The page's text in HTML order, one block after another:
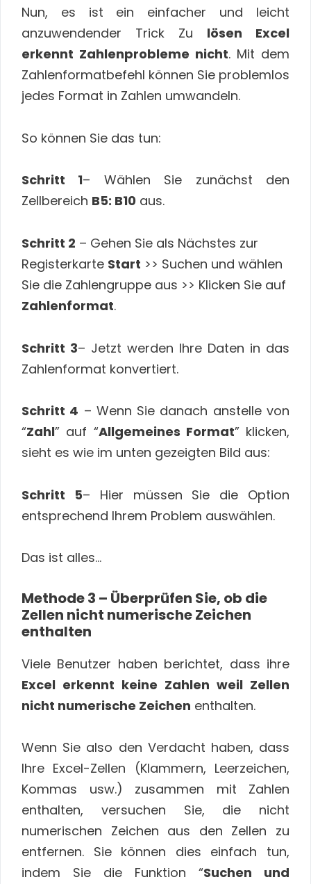
Nun, es ist ein einfacher und leicht
anzuwendender Trick Zu lösen Excel
erkennt Zahlenprobleme nicht. Mit dem
Zahlenformatbefehl können Sie problemlos
jedes Format in Zahlen umwandeln.
So können Sie das tun:
Schritt 1– Wählen Sie zunächst den
Zellbereich B5: B10 aus.
Schritt 2 – Gehen Sie als Nächstes zur
Registerkarte Start >> Suchen und wählen
Sie die Zahlengruppe aus >> Klicken Sie auf
Zahlenformat.
Schritt 3– Jetzt werden Ihre Daten in das
Zahlenformat konvertiert.
Schritt 4 – Wenn Sie danach anstelle von
“Zahl” auf “Allgemeines Format” klicken,
sieht es wie im unten gezeigten Bild aus:
Schritt 5– Hier müssen Sie die Option
entsprechend Ihrem Problem auswählen.
Das ist alles…
Methode 3 – Überprüfen Sie, ob die
Zellen nicht numerische Zeichen
enthalten
Viele Benutzer haben berichtet, dass ihre
Excel erkennt keine Zahlen weil Zellen
nicht numerische Zeichen enthalten.
Wenn Sie also den Verdacht haben, dass
Ihre Excel-Zellen (Klammern, Leerzeichen,
Kommas usw.) zusammen mit Zahlen
enthalten, versuchen Sie, die nicht
numerischen Zeichen aus den Zellen zu
entfernen. Sie können dies einfach tun,
indem Sie die Funktion “Suchen und